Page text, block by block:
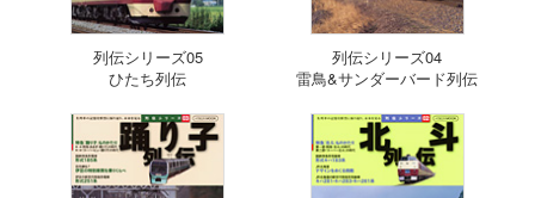
列伝シリーズ05
ひたち列伝
列伝シリーズ04
雷鳥&サンダーバード列伝